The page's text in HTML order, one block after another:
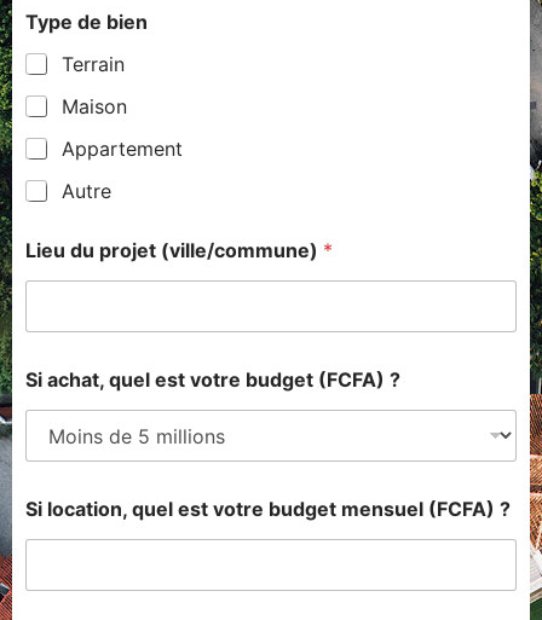
Type de bien
Terrain
Maison
Appartement
Autre
Lieu du projet (ville/commune) *
Si achat, quel est votre budget (FCFA) ?
Si location, quel est votre budget mensuel (FCFA) ?